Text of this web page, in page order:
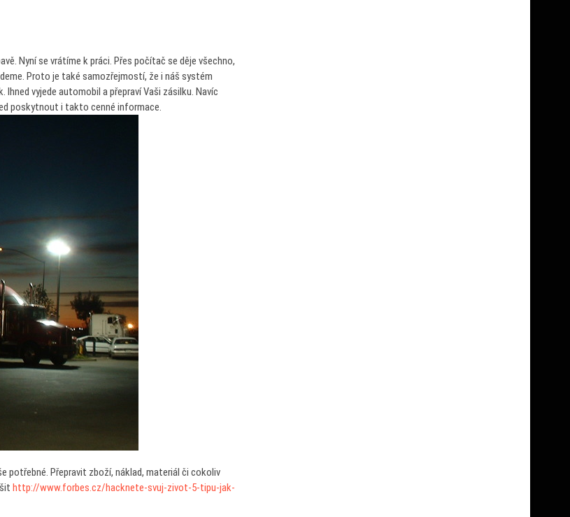
Nyní se vrátíme k práci. Přes počítač se děje všechno,
Proto je také samozřejmostí, že i náš systém
vyjede automobil a přepraví Vaši zásilku. Navíc
poskytnout i takto cenné informace.
potřebné. Přepravit zboží, náklad, materiál či cokoliv
http://www.forbes.cz/hacknete-svuj-zivot-5-tipu-jak-